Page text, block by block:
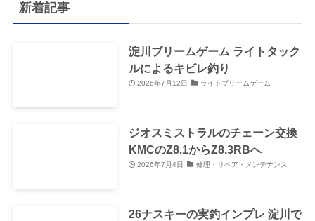
新着記事
淀川ブリームゲーム ライトタック
ルによるキビレ釣り
2026年7月12日 ライトブリームゲーム
ジオスミストラルのチェーン交換
KMCのZ8.1からZ8.3RBへ
2026年7月4日 修理・リペア・メンテナンス
26ナスキーの実釣インプレ 淀川で